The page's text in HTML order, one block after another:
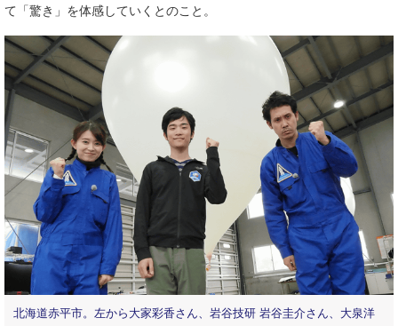
て「驚き」を体感していくとのこと。
北海道赤平市。左から大家彩香さん、岩谷技研 岩谷圭介さん、大泉洋